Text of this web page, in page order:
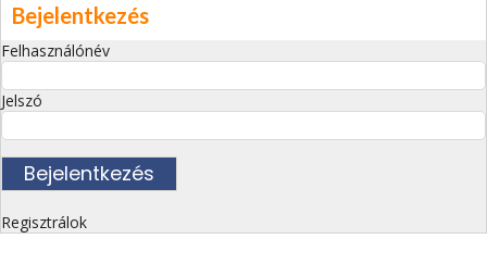
Bejelentkezés
Felhasználónév
Jelszó
Regisztrálok